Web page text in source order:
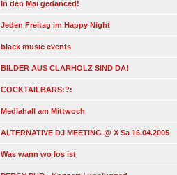
In den Mai gedanced!
Jeden Freitag im Happy Night
black music events
BILDER AUS CLARHOLZ SIND DA!
COCKTAILBARS:?:
Mediahall am Mittwoch
ALTERNATIVE DJ MEETING @ X Sa 16.04.2005
Was wann wo los ist